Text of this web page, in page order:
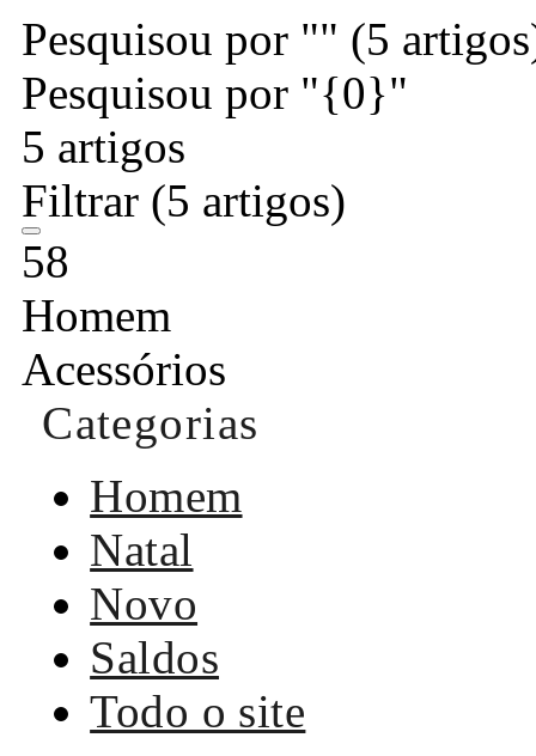
Pesquisou por "" (5
Pesquisou por "{0}"
5 artigos
Filtrar (5 artigos)
58
Homem
Acessórios
Categorias
Homem
Natal
Novo
Saldos
Todo o site